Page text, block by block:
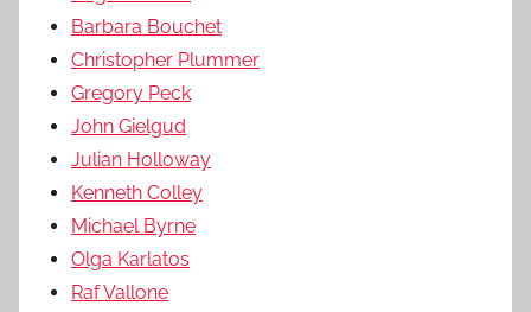
Barbara Bouchet
Christopher Plummer
Gregory Peck
John Gielgud
Julian Holloway
Kenneth Colley
Michael Byrne
Olga Karlatos
Raf Vallone